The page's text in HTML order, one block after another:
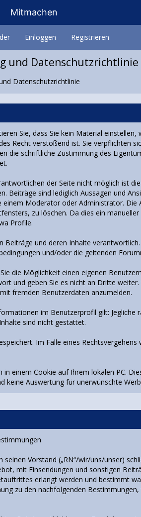
Mitmachen
Einloggen Registrieren
und Datenschutzrichtlinie
Datenschutzrichtlinie
Sie, dass Sie kein Material
Recht verstoßend ist. Sie verpflichten
die schriftliche Zustimmung des
der Seite nicht möglich ist
Beiträge sind lediglich Aussagen und
einem Moderator oder Administrator.
zu löschen. Da dies ein
Profile.
Beiträge und deren Inhalte
und/oder die geltenden
die Möglichkeit einen eigenen
und geben Sie es nicht an Dritte
fremden Benutzerdaten anzumelden.
im Benutzerprofil gilt:
sind nicht gestattet.
Im Falle eines
einem Cookie auf Ihrem lokalen PC.
keine Auswertung für unerwünschte
Vorstand („RN“/wir/uns/unser)
mit Einsendungen und sonstigen
erlangt werden und bestimmt
zu den nachfolgenden